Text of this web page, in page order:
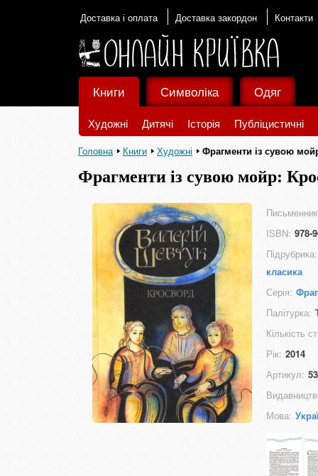
Доставка і оплата Доставка закордон Контакти
Книги
Художні Дитячі Історія Публіцистичні
Символіка Одяг
Головна Книги Художні Фрагменти із сувою
Фрагменти із сувою мойр:
ISBN: 978-
Підрубрика:
класика
Серія:
Палітурка:
Кількість
Рік: 2014
Артикул:
Мова: